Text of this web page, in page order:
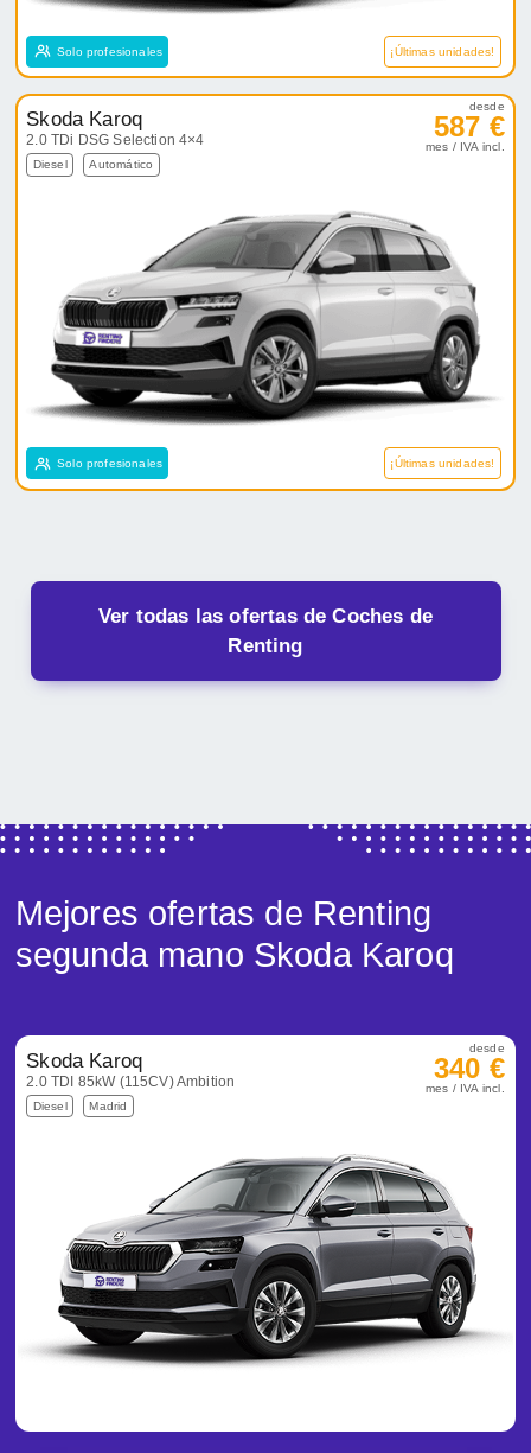
Solo profesionales ¡Últimas unidades!
Skoda Karoq
2.0 TDi DSG Selection 4×4
Diesel Automático
desde
587 €
mes / IVA incl.
Solo profesionales ¡Últimas unidades!
Ver todas las ofertas de Coches de
Renting
Mejores ofertas de Renting
segunda mano Skoda Karoq
Skoda Karoq
2.0 TDI 85kW (115CV) Ambition
Diesel Madrid
desde
340 €
mes / IVA incl.